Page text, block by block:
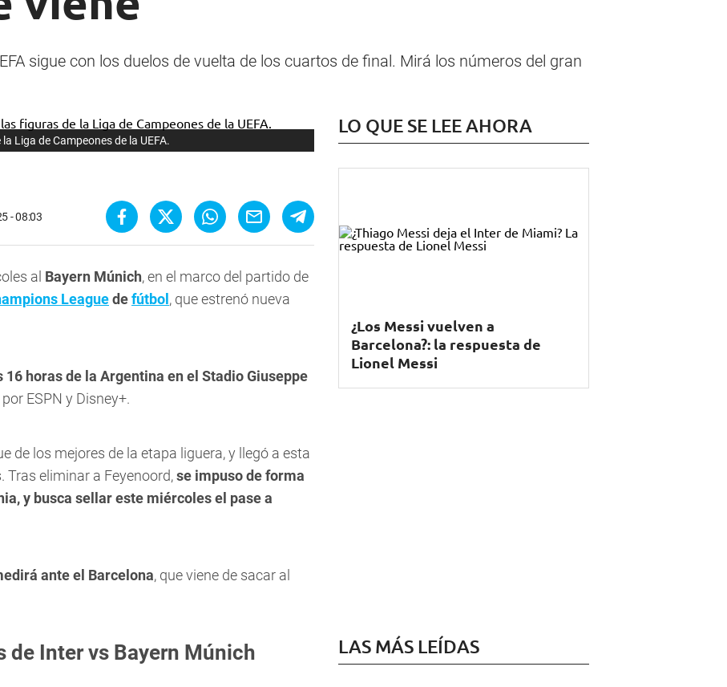
sigue con los duelos de vuelta de los cuartos de final. Mirá los números del gran
Liga de Campeones de la UEFA.
- 08:03
al Bayern Múnich, en el marco del partido de
Leaguedefútbol , que estrenó nueva
horas de la Argentina en el Stadio Giuseppe
ESPN y Disney+.
de los mejores de la etapa liguera, y llegó a esta
eliminar a Feyenoord,se impuso de forma
y busca sellar este miércoles el pase a
ante el Barcelona, que viene de sacar al
de Inter vs Bayern Múnich
LO QUE SE LEE AHORA
¿Los Messi vuelven a
Barcelona?: la respuesta de
Lionel Messi
LAS MÁS LEÍDAS